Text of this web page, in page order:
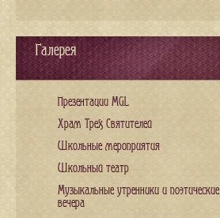
Галерея
Презентации MGL
Храм Трех Святителей
Школьные мероприятия
Школьный театр
Музыкальные утренники и поэтические
вечера